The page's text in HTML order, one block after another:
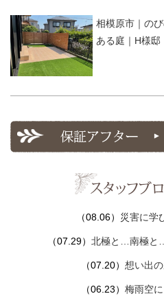
相模原市｜の
ある庭｜H様邸
（08.06） 災害に学
（07.29） 北極と…南極と…
（07.20） 想い出
（06.23） 梅雨空